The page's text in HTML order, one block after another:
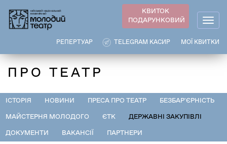
основного
КВИТОК
ПОДАРУНКОВИЙ
МОЇ КВИТКИ
TELEGRAM КАСИР
РЕПЕРТУАР
ПРО ТЕАТР
ІСТОРІЯ НОВИНИ ПРЕСА ПРО ТЕАТР БЕЗБАР'ЄРНІСТЬ
МАЙСТЕРНЯ МОЛОДОГО ЄТК ДЕРЖАВНІ ЗАКУПІВЛІ
ДОКУМЕНТИ ВАКАНСІЇ ПАРТНЕРИ